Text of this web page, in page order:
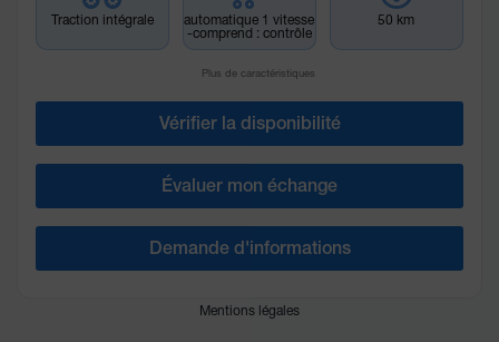
Traction intégrale
automatique 1 vitesse
-comprend : contrôle
50 km
Plus de caractéristiques
Vérifier la disponibilité
Évaluer mon échange
Demande d'informations
Mentions légales